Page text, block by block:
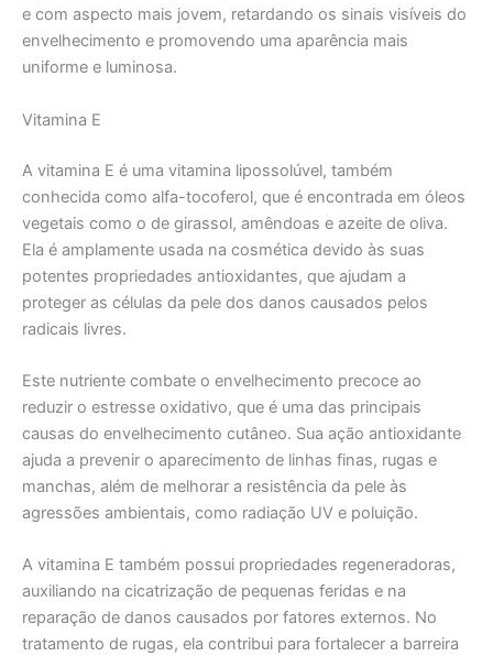
e com aspecto mais jovem, retardando os sinais visíveis do
envelhecimento e promovendo uma aparência mais
uniforme e luminosa.
Vitamina E
A vitamina E é uma vitamina lipossolúvel, também
conhecida como alfa-tocoferol, que é encontrada em óleos
vegetais como o de girassol, amêndoas e azeite de oliva.
Ela é amplamente usada na cosmética devido às suas
potentes propriedades antioxidantes, que ajudam a
proteger as células da pele dos danos causados pelos
radicais livres.
Este nutriente combate o envelhecimento precoce ao
reduzir o estresse oxidativo, que é uma das principais
causas do envelhecimento cutâneo. Sua ação antioxidante
ajuda a prevenir o aparecimento de linhas finas, rugas e
manchas, além de melhorar a resistência da pele às
agressões ambientais, como radiação UV e poluição.
A vitamina E também possui propriedades regeneradoras,
auxiliando na cicatrização de pequenas feridas e na
reparação de danos causados por fatores externos. No
tratamento de rugas, ela contribui para fortalecer a barreira